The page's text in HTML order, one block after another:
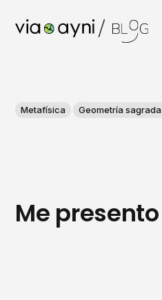
Metafísica Geometría sagrada
Me presento